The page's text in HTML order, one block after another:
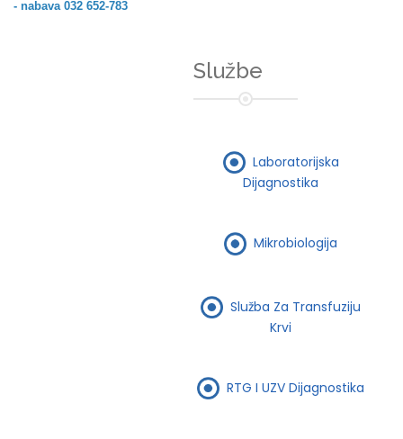
- nabava 032 652-783
Službe
Laboratorijska
Dijagnostika
Mikrobiologija
Služba Za Transfuziju
Krvi
RTG I UZV Dijagnostika